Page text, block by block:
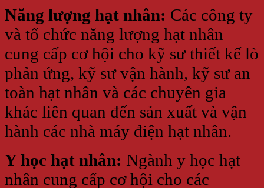
Năng lượng hạt nhân: Các công ty
và tổ chức năng lượng hạt nhân
cung cấp cơ hội cho kỹ sư thiết kế lò
phản ứng, kỹ sư vận hành, kỹ sư an
toàn hạt nhân và các chuyên gia
khác liên quan đến sản xuất và vận
hành các nhà máy điện hạt nhân.
Y học hạt nhân: Ngành y học hạt
nhân cung cấp cơ hội cho các